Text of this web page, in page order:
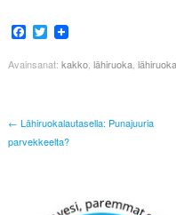
Facebook
Twitter
Avainsanat: kakko, lähiruoka,
← Lähiruokalautasella: Punajuuria
parvekkeelta?